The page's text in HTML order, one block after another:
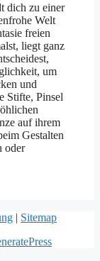
dich zu einer
Welt
freien
liegt ganz
um
und
Stifte, Pinsel
auf ihrem
Gestalten
oder
| Sitemap